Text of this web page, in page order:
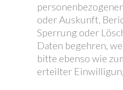
oder Auskunft,
Sperrung oder
Daten begehren,
bitte ebenso wie
erteilter